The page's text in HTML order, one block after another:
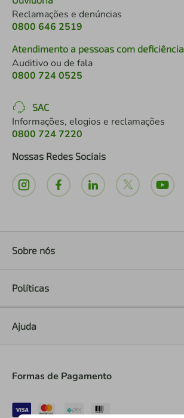
Reclamações e denúncias
0800 646 2519
Atendimento a pessoas com deficiência
Auditivo ou de fala
0800 724 0525
SAC
Informações, elogios e reclamações
0800 724 7220
Nossas Redes Sociais
Sobre nós
Políticas
Ajuda
Formas de Pagamento